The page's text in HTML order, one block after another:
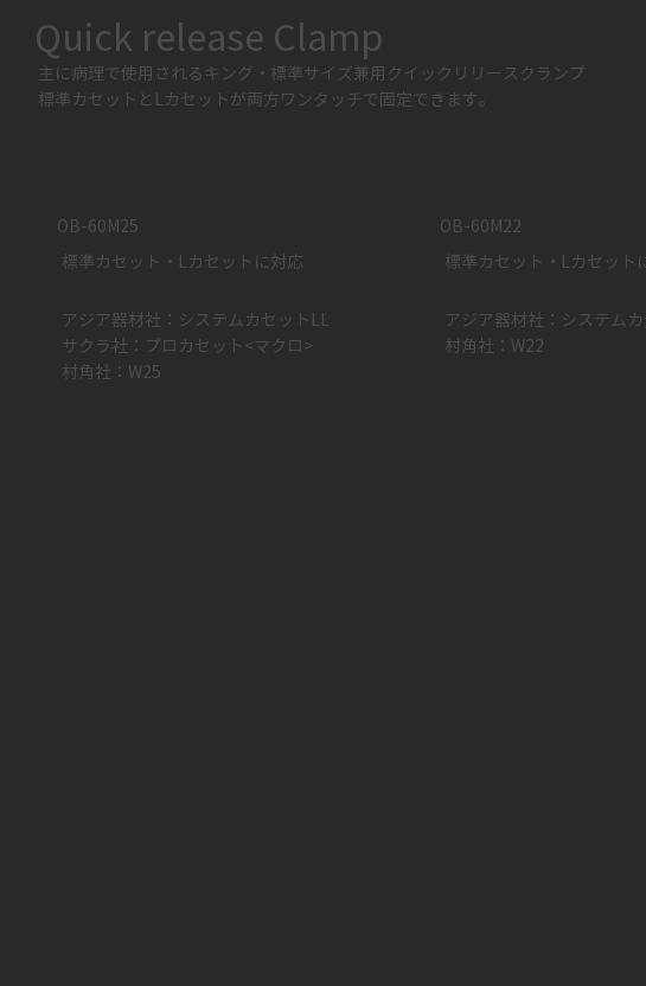
Quick release Clamp
主に病理で使用されるキング・標準サイズ兼用クイックリリースクランプ
標準カセットとLカセットが両方ワンタッチで固定できます。
OB-60M25
標準カセット・Lカセットに対応
アジア器材社：システムカセットLL
サクラ社：プロカセット<マクロ>
村角社：W25
OB-60M22
標準カセット・Lカセット
アジア器材社：システム
村角社：W22